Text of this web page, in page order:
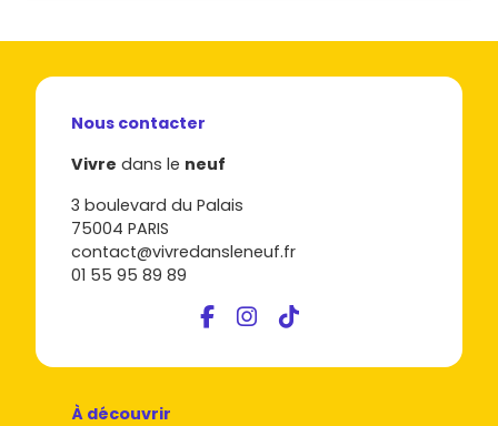
Nous contacter
Vivre dans le neuf
3 boulevard du Palais
75004 PARIS
contact@vivredansleneuf.fr
01 55 95 89 89
À découvrir